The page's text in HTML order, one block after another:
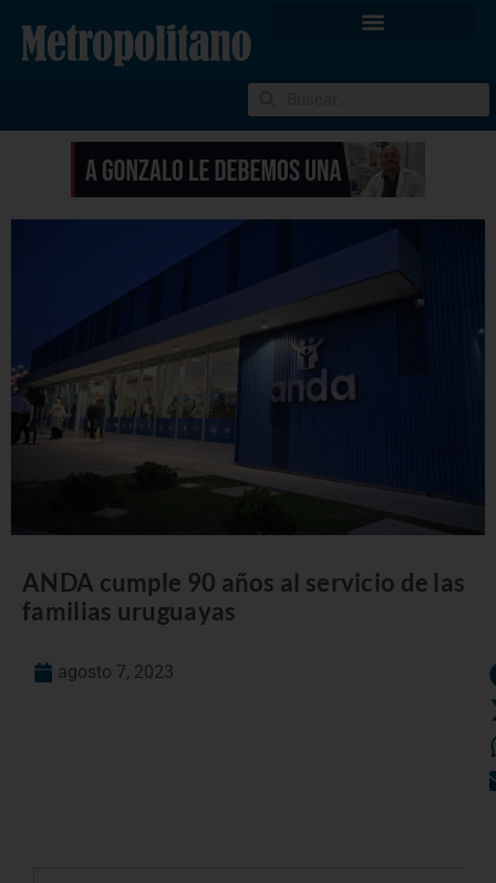
ANDA cumple 90 años al servicio de las
familias uruguayas
agosto 7, 2023